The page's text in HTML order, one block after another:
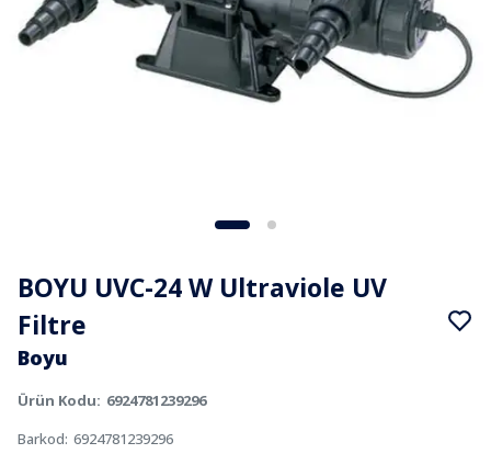
BOYU UVC-24 W Ultraviole UV
Filtre
Boyu
Ürün Kodu: 6924781239296
Barkod: 6924781239296